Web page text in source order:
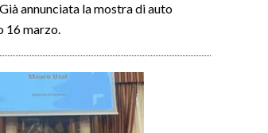
annunciata la mostra di auto
16 marzo.